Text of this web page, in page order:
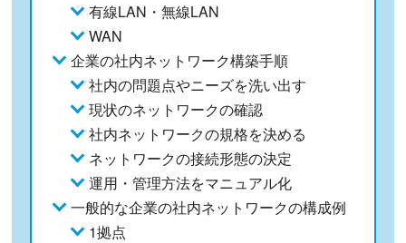
有線LAN・無線LAN
WAN
企業の社内ネットワーク構築手順
社内の問題点やニーズを洗い出す
現状のネットワークの確認
社内ネットワークの規格を決める
ネットワークの接続形態の決定
運用・管理方法をマニュアル化
一般的な企業の社内ネットワークの構成例
1拠点